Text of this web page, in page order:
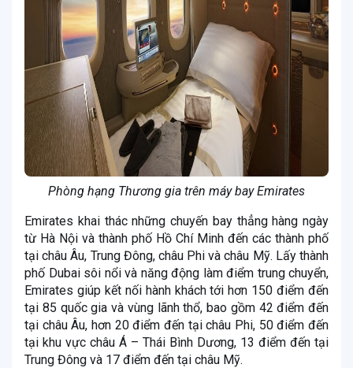
Phòng hạng Thương gia trên máy bay Emirates
Emirates khai thác những chuyến bay thẳng hàng ngày
từ Hà Nội và thành phố Hồ Chí Minh đến các thành phố
tại châu Âu, Trung Đông, châu Phi và châu Mỹ. Lấy thành
phố Dubai sôi nổi và năng động làm điểm trung chuyển,
Emirates giúp kết nối hành khách tới hơn 150 điểm đến
tại 85 quốc gia và vùng lãnh thổ, bao gồm 42 điểm đến
tại châu Âu, hơn 20 điểm đến tại châu Phi, 50 điểm đến
tại khu vực châu Á – Thái Bình Dương, 13 điểm đến tại
Trung Đông và 17 điểm đến tại châu Mỹ.